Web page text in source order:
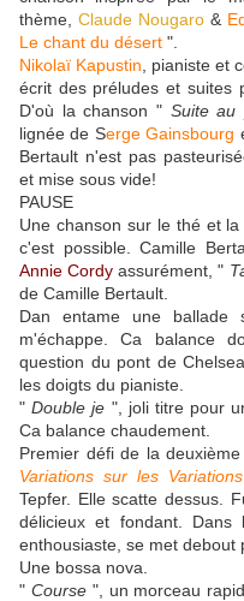
thème,Claude Nougaro &
Le chant du désert ".
Nikolaï Kapustin , pianiste et
écrit des préludes et suites
D'où la chanson " Suite au
lignée de Serge Gainsbourg
Bertault n'est pas
et mise sous vide!
PAUSE
Une chanson sur le thé et la
c'est possible. Camille
Annie Cordy assurément, "
de Camille Bertault.
Dan entame une ballade
m'échappe. Ca balance
question du pont de
les doigts du pianiste.
" Double je ", joli titre pour
Ca balance chaudement.
Premier défi de la
Variations sur les
Tepfer. Elle scatte dessus.
délicieux et fondant.
enthousiaste, se met debout
Une bossa nova.
" Course", un morceau